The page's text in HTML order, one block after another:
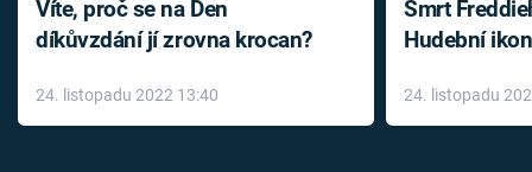
Víte, proč se na Den
díkůvzdání jí zrovna krocan?
24. listopadu 2022 13:40
Smrt
Hudební
léky
24. listopadu